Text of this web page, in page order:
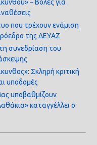
– Βολές για
που τρέχουν ενάμιση
της ΔΕΥΑΖ
συνεδρίαση του
Σκληρή κριτική
υποδομές
υποβαθμίζουν
καταγγέλλει ο